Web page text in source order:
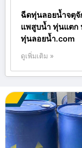
ฉีดทุ่นลอยน้ำจตุ
แพสูบน้ำ ทุ่นแตก
ทุ่นลอยน้ำ.com
ดูเพิ่มเติม »